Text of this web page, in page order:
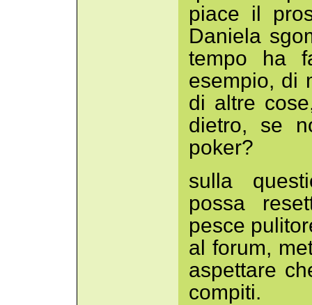
piace il
Daniela
tempo ha
esempio, di
di altre
dietro, se
poker?
sulla
possa
pesce
al forum,
aspettare
compiti.